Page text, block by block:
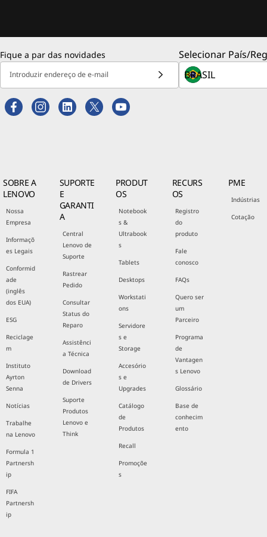
Fique a par das novidades
Introduzir endereço de e-mail
Selecionar País/
SOBRE A
LENOVO
Nossa
Empresa
Informaçõ
es Legais
Conformid
ade
(inglês
dos EUA)
ESG
Reciclage
m
Instituto
Ayrton
Senna
Notícias
Trabalhe
na Lenovo
Formula 1
Partnersh
ip
FIFA
Partnersh
ip
SUPORTE
E
GARANTI
A
Central
Lenovo de
Suporte
Rastrear
Pedido
Consultar
Status do
Reparo
Assistênci
a Técnica
Download
de Drivers
Suporte
Produtos
Lenovo e
Think
PRODUT
OS
Notebook
s &
Ultrabook
s
Tablets
Desktops
Workstati
ons
Servidore
s e
Storage
Accesório
s e
Upgrades
Catálogo
de
Produtos
Recall
Promoçõe
s
RECURS
OS
Registro
do
produto
Fale
conosco
FAQs
Quero ser
um
Parceiro
Programa
de
Vantagen
s Lenovo
Glossário
Base de
conhecim
ento
PME
Indústrias
Cotação